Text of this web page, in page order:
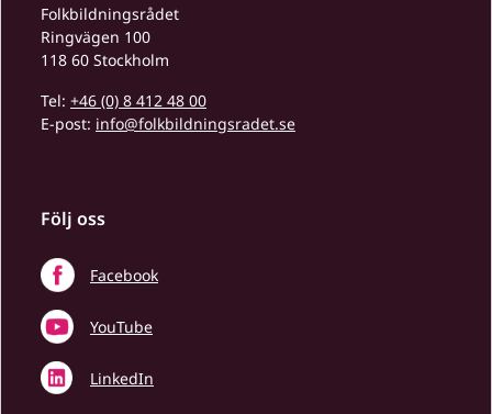
Folkbildningsrådet
Ringvägen 100
118 60 Stockholm
Tel: +46 (0) 8 412 48 00
E-post: info@folkbildningsradet.se
Följ oss
Facebook
YouTube
LinkedIn